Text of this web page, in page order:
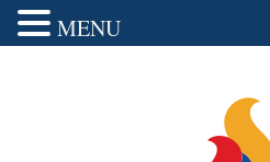
MENU